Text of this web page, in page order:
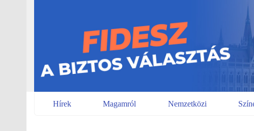
Hírek Magamról Nemzetközi